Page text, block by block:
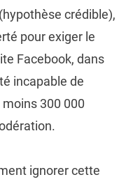
crédible),
pour exiger le
Facebook, dans
incapable de
300 000
ignorer cette